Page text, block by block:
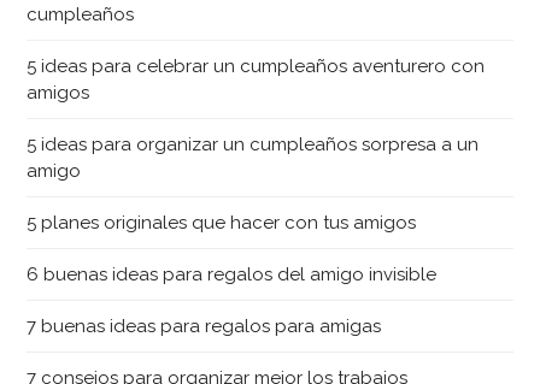
cumpleaños
5 ideas para celebrar un cumpleaños aventurero con
amigos
5 ideas para organizar un cumpleaños sorpresa a un
amigo
5 planes originales que hacer con tus amigos
6 buenas ideas para regalos del amigo invisible
7 buenas ideas para regalos para amigas
7 consejos para organizar mejor los trabajos